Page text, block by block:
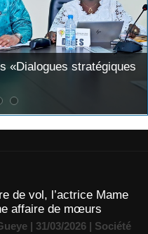
«Dialogues stratégiques
de vol, l’actrice Mame
affaire de mœurs
| 31/03/2026 | Société